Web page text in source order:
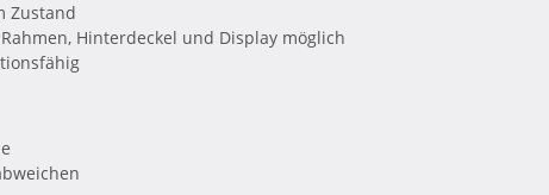
Zustand
Hinterdeckel und Display möglich